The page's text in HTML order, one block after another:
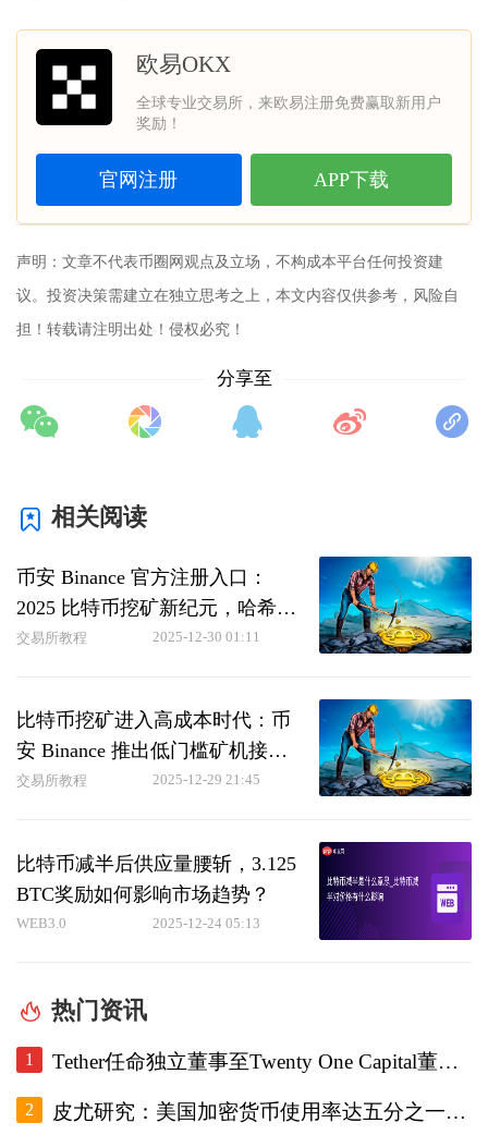
欧易OKX
全球专业交易所，来欧易注册免费赢取新用户
奖励！
官网注册 APP下载
声明：文章不代表币圈网观点及立场，不构成本平台任何投资建
议。投资决策需建立在独立思考之上，本文内容仅供参考，风险自
担！转载请注明出处！侵权必究！
分享至
相关阅读
币安 Binance 官方注册入口：
2025 比特币挖矿新纪元，哈希率
飙升下的高效布局指南
交易所教程 2025-12-30 01:11
比特币挖矿进入高成本时代：币
安 Binance 推出低门槛矿机接入
通道，助力矿工稳赢哈希价格
交易所教程 2025-12-29 21:45
比特币减半后供应量腰斩，3.125
BTC奖励如何影响市场趋势？
WEB3.0 2025-12-24 05:13
热门资讯
1 Tether任命独立董事至Twenty One Capital董事会，重设审计委员会。
2 皮尤研究：美国加密货币使用率达五分之一，调查显示普及趋势增强